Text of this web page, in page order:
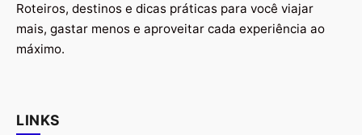
Roteiros, destinos e dicas práticas para você viajar
mais, gastar menos e aproveitar cada experiência ao
máximo.
LINKS